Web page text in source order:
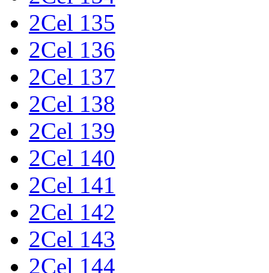
2Cel 135
2Cel 136
2Cel 137
2Cel 138
2Cel 139
2Cel 140
2Cel 141
2Cel 142
2Cel 143
2Cel 144